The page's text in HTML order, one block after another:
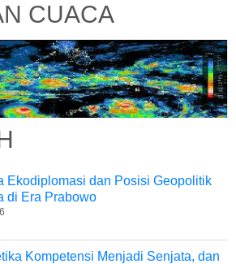
CUACA
Ekodiplomasi dan Posisi Geopolitik
di Era Prabowo
Kompetensi Menjadi Senjata, dan